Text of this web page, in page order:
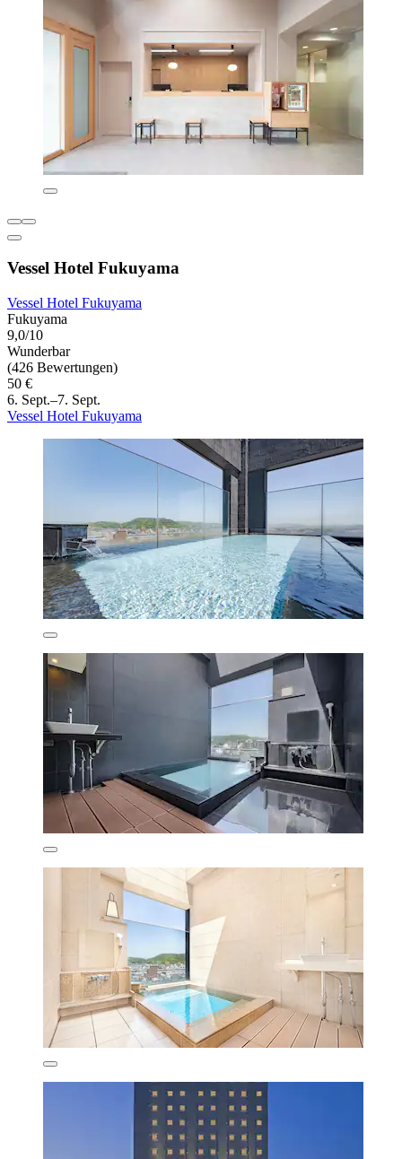
Vessel Hotel Fukuyama
Vessel Hotel Fukuyama
Fukuyama
9,0/10
Wunderbar
(426 Bewertungen)
50 €
6. Sept.–7. Sept.
Vessel Hotel Fukuyama